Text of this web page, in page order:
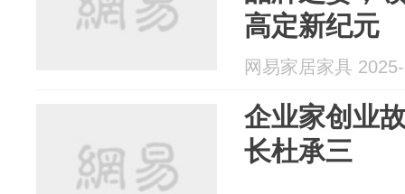
高定新纪元
网易家居家具
企业家创业
长杜承三